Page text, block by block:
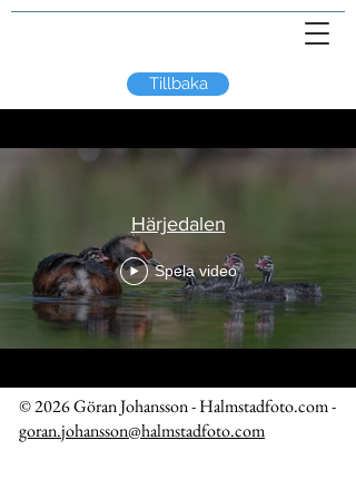
Tillbaka
Härjedalen
Spela video
© 2026 Göran Johansson - Halmstadfoto.com -
goran.johansson@halmstadfoto.com